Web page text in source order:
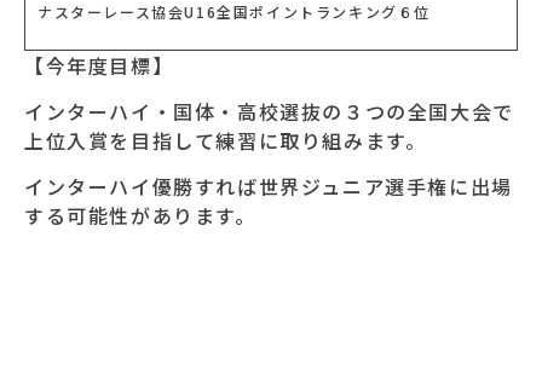
ナスターレース協会U16全国ポイントランキング６位
【今年度目標】
インターハイ・国体・高校選抜の３つの全国大会で
上位入賞を目指して練習に取り組みます。
インターハイ優勝すれば世界ジュニア選手権に出場
する可能性があります。